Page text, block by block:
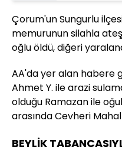
Çorum'un Sungurlu
memurunun silahla
oğlu öldü, diğeri
AA'da yer alan habere
Ahmet Y. ile arazi
olduğu Ramazan ile
arasında Cevheri
BEYLİK